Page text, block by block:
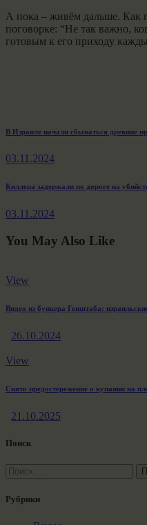
А пока – живём дальше. Как
поговорке: “Не так важно,
готовым к его приходу
Навигация
по
Previous
В Израиле начали сбываться древние
03.11.2024
Next
Киллера задержали по дороге на
03.11.2024
You May Also Like
View
Видео из бункера Генштаба:
26.10.2024
View
Cнято предостережение о купании на
21.10.2025
Поиск
Найти:
Рубрики